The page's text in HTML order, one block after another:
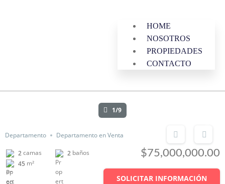
HOME
NOSOTROS
PROPIEDADES
CONTACTO
1/9
Departamento Departamento en Venta
2camas 2 baños
45 m²
$75,000,000.00
SOLICITAR INFORMACIÓN